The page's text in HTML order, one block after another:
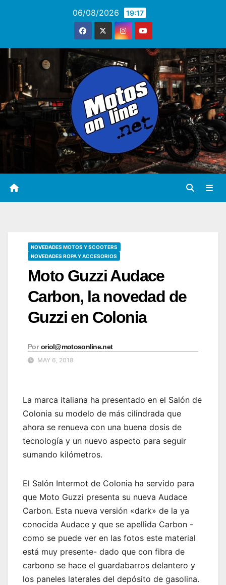
06/08/2026 19:17
NOVEDADES MOTOS Y SCOOTERS
NOVEDADES ROPA Y ACCESORIOS
Moto Guzzi Audace
Carbon, la novedad de
Guzzi en Colonia
Por oriol@motosonline.net
MAY 6, 2018
La marca italiana ha presentado en el Salón de
Colonia su modelo de más cilindrada que
ahora se renueva con una buena dosis de
tecnología y un nuevo aspecto para seguir
sumando kilómetros.
El Salón Intermot de Colonia ha servido para
que Moto Guzzi presenta su nueva Audace
Carbon. Esta nueva versión «dark» de la ya
conocida Audace y que se apellida Carbon -
como se puede ver en las fotos este material
está muy presente- dado que con fibra de
carbono se hace el guardabarros delantero y
los paneles laterales del depósito de gasolina.